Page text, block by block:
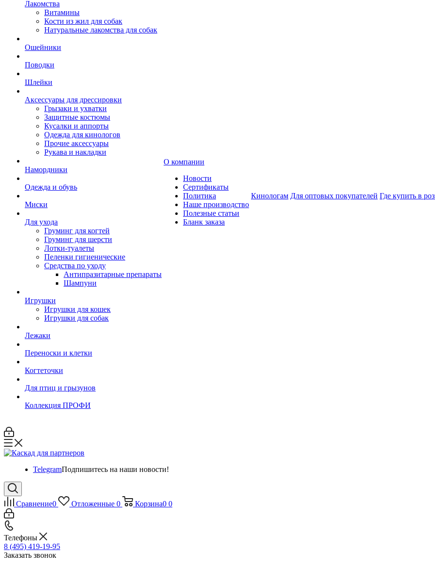
Лакомства
Витамины
Кости из жил для собак
Натуральные лакомства для собак
Ошейники
Поводки
Шлейки
Аксессуары для дрессировки
Грызаки и ухватки
Защитные костюмы
Кусалки и аппорты
Одежда для кинологов
Прочие аксессуары
Рукава и накладки
Намордники
Одежда и обувь
Миски
Для ухода
Груминг для когтей
Груминг для шерсти
Лотки-туалеты
Пеленки гигиенические
Средства по уходу
Антипразитарные препараты
Шампуни
Игрушки
Игрушки для кошек
Игрушки для собак
Лежаки
Переноски и клетки
Когтеточки
Для птиц и грызунов
Коллекция ПРОФИ
О компании
Новости
Сертификаты
Политика
Наше производство
Полезные статьи
Бланк заказа
Кинологам Для оптовых покупателей Где купить в
TelegramПодпишитесь на наши новости!
Сравнение0 Отложенные 0 Корзина0 0
Телефоны
8 (495) 419-19-95
Заказать звонок